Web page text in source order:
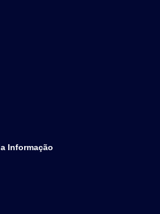
Informação